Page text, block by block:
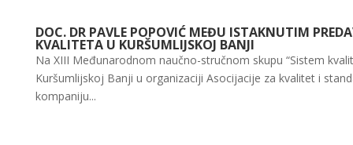
DOC. DR PAVLE POPOVIĆ MEĐU ISTAKNUTIM
KVALITETA U KURŠUMLIJSKOJ BANJI
Na XIII Međunarodnom naučno-stručnom skupu “Sistem
Kuršumlijskoj Banji u organizaciji Asocijacije za kvalitet i
kompaniju...